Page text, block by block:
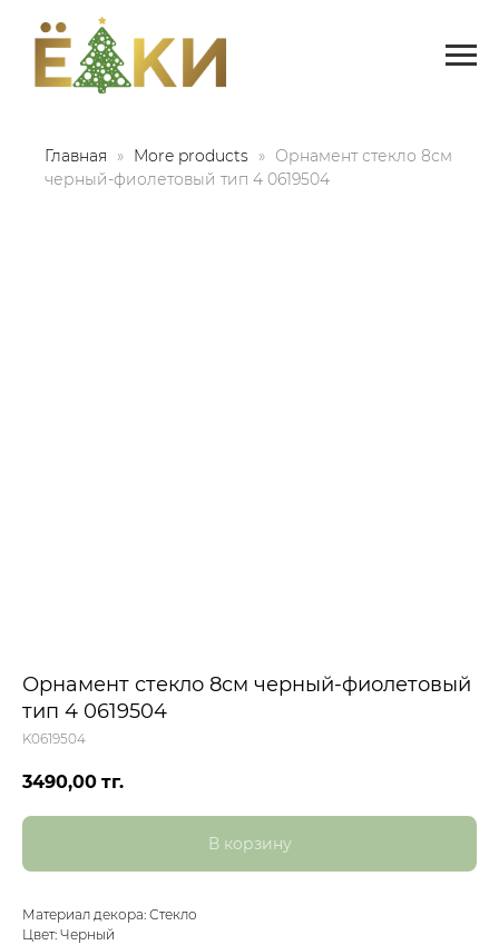
Главная More products
Орнамент стекло 8см
черный-фиолетовый тип 4 0619504
Орнамент стекло 8см черный-фиолетовый
тип 4 0619504
K0619504
3490,00 тг.
В корзину
Материал декора: Стекло
Цвет: Черный